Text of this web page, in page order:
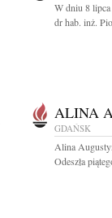
W dniu 8
dr hab. inż.
ALINA
GDAŃSK
Alina
Odeszła